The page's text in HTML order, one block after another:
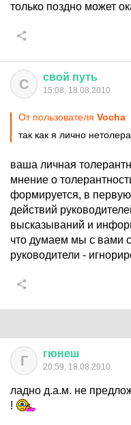
только поздно может
С свой путь
15:08, 18.08.2010
От пользователя Vocha
так как я лично
ваша личная
мнение о
формируется, в
действий
высказываний и
что думаем мы с вами
руководители -
Г гюнеш
20:59, 18.08.2010
ладно д.а.м. не
!